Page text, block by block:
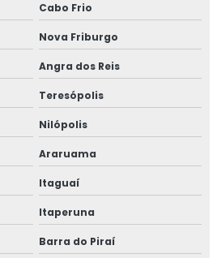
acordo com os requisitos do
com foco no BRCGS
Cabo Frio
Nova Friburgo
Angra dos Reis
Teresópolis
Nilópolis
Araruama
Itaguaí
Itaperuna
Barra do Piraí